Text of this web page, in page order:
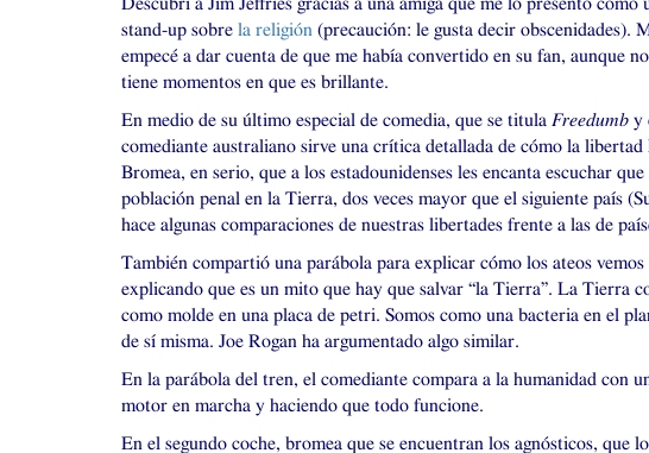
stand-up sobre la religión (precaución: le gusta decir obscenidades).
empecé a dar cuenta de que me había convertido en su fan, aunque
tiene momentos en que es brillante.
En medio de su último especial de comedia, que se titula Freedumb y
comediante australiano sirve una crítica detallada de cómo la
Bromea, en serio, que a los estadounidenses les encanta escuchar
población penal en la Tierra, dos veces mayor que el siguiente país
hace algunas comparaciones de nuestras libertades frente a las de
También compartió una parábola para explicar cómo los ateos
explicando que es un mito que hay que salvar “la Tierra”. La Tierra
como molde en una placa de petri. Somos como una bacteria en el
de sí misma. Joe Rogan ha argumentado algo similar.
En la parábola del tren, el comediante compara a la humanidad con
motor en marcha y haciendo que todo funcione.
En el segundo coche, bromea que se encuentran los agnósticos, que